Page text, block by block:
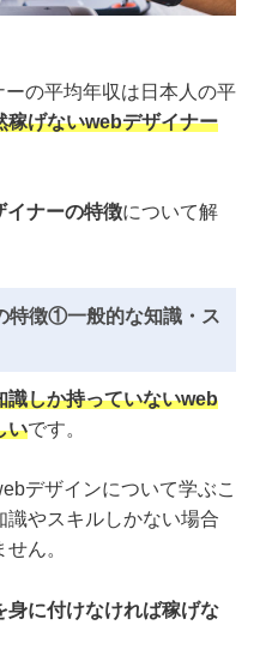
の平均年収は日本人の平
稼げないwebデザイナー
イナーの特徴について解
特徴①一般的な知識・ス
識しか持っていないweb
いです。
デザインについて学ぶこ
識やスキルしかない場合
ん。
身に付けなければ稼げな